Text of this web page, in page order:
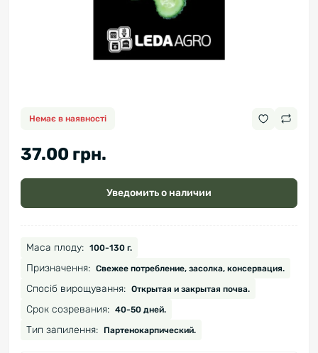
Немає в наявності
37.00 грн.
Уведомить о наличии
Маса плоду: 100-130 г.
Призначення: Свежее потребление, засолка, консервация.
Спосіб вирощування: Открытая и закрытая почва.
Срок созревания: 40-50 дней.
Тип запилення: Партенокарпический.